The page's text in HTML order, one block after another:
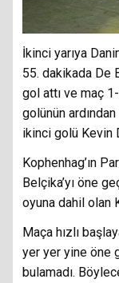
İkinci yarıya
55. dakikada De
gol attı ve maç
golünün
ikinci golü Kevin
Kophenhag’ın
Belçika’yı öne
oyuna dahil olan
Maça hızlı
yer yer yine öne
bulamadı.